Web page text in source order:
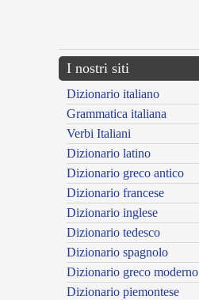
I nostri siti
Dizionario italiano
Grammatica italiana
Verbi Italiani
Dizionario latino
Dizionario greco antico
Dizionario francese
Dizionario inglese
Dizionario tedesco
Dizionario spagnolo
Dizionario greco moderno
Dizionario piemontese